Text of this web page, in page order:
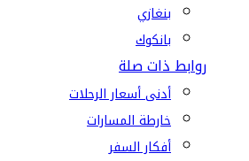
بنغازي
بانكوك
روابط ذات صلة
أدنى أسعار الرحلات
خارطة المسارات
أفكار السفر